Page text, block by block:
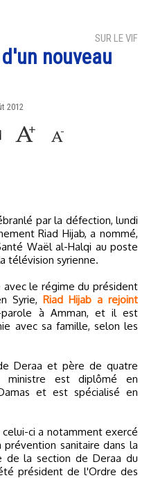
SUR LE VIF
nouveau
2012
Riad Hijab, a nommé,
Waël al-Halqi au poste
télévision syrienne.
avec le régime du président
Syrie,Riad Hijab a rejoint
à Amman, et il est
avec sa famille, selon les
Deraa et père de quatre
ministre est diplômé en
et est spécialisé en
celui-ci a notamment exercé
sanitaire dans la
de la section de Deraa du
président de l'Ordre des